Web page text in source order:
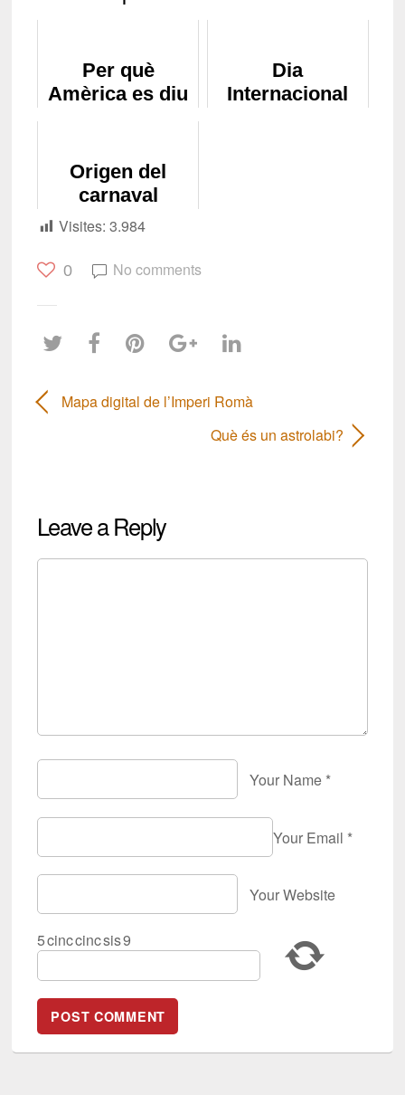
Per què
Amèrica es diu
Dia
Internacional
Origen del
carnaval
Visites: 3.984
0 No comments
Mapa digital de l’Imperi Romà
Què és un astrolabi?
Leave a Reply
Your Name *
Your Email *
Your Website
5cinccincsis9